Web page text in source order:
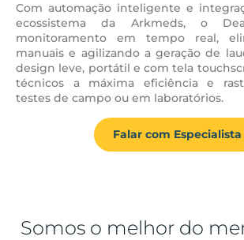
Com automação inteligente e
ecossistema da Arkmeds, o
monitoramento em tempo real,
manuais e agilizando a geração de
design leve, portátil e com tela
técnicos a máxima eficiência e
testes de campo ou em laboratórios.
Falar com Especialista
Somos o melhor do